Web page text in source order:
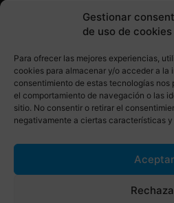
Gestionar
de uso de cookies
Para ofrecer las mejores experiencias,
cookies para almacenar y/o acceder a la
consentimiento de estas tecnologías nos
el comportamiento de navegación o las
sitio. No consentir o retirar el
negativamente a ciertas características
Aceptar
SÍGUENOS EN
© Torrevieja ON. Desarrollado por